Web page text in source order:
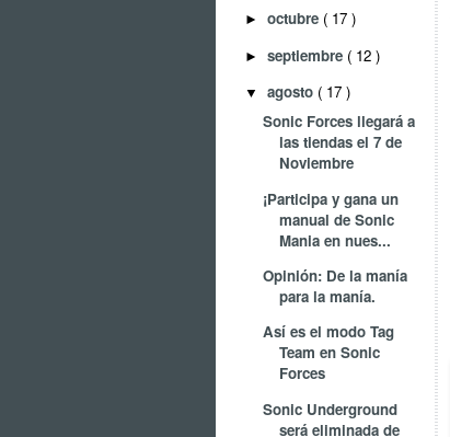
► octubre ( 17 )
► septiembre ( 12 )
▼ agosto ( 17 )
Sonic Forces llegará a
las tiendas el 7 de
Noviembre
¡Participa y gana un
manual de Sonic
Mania en nues...
Opinión: De la manía
para la manía.
Así es el modo Tag
Team en Sonic
Forces
Sonic Underground
será eliminada de